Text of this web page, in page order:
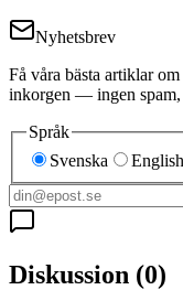
Nyhetsbrev
Få våra bästa artiklar
inkorgen — ingen spam,
Språk
Svenska
English
Diskussion (0)